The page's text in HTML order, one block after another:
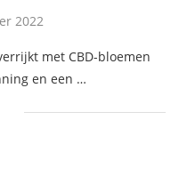
2022
met CBD-bloemen
en een …